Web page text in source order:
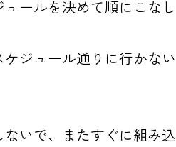
ールを決めて順にこなし
ジュール通りに行かない
いで、またすぐに組み込